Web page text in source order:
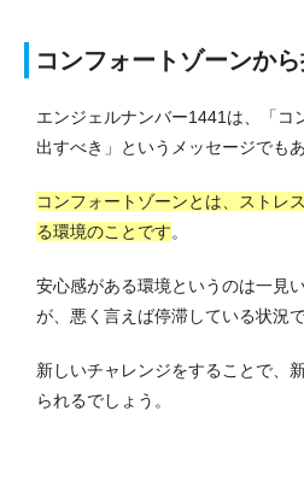
コンフォートゾーンか
エンジェルナンバー1441は、「コ
出すべき」というメッセージでもあ
コンフォートゾーンとは、ストレ
る環境のことです。
安心感がある環境というのは一見
が、悪く言えば停滞している状況
新しいチャレンジをすることで、
られるでしょう。